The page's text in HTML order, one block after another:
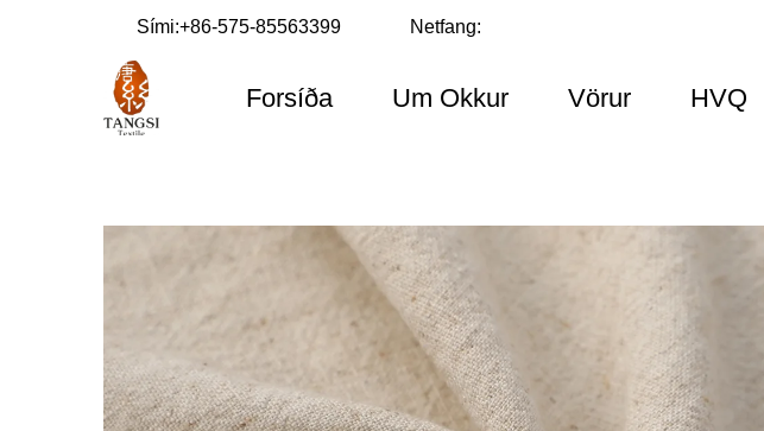
Sími:+86-575-85563399 Netfang:
Forsíða Um Okkur Vörur HVQ